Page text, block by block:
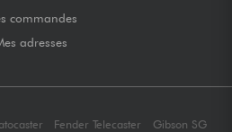
commandes
adresses
Fender Telecaster
Gibson SG